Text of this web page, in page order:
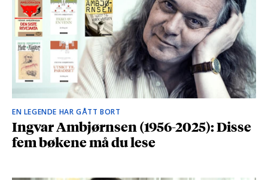
EN LEGENDE HAR GÅTT BORT
Ingvar Ambjørnsen (1956-2025): Disse
fem bøkene må du lese